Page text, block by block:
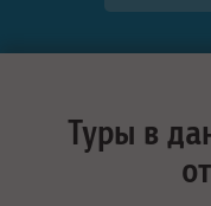
Туры в